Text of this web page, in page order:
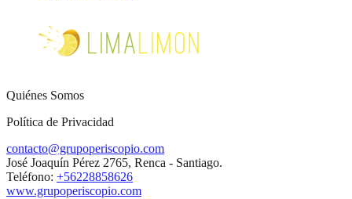
Quiénes Somos
Política de Privacidad
contacto@grupoperiscopio.com
José Joaquín Pérez 2765, Renca - Santiago.
Teléfono: +56228858626
www.grupoperiscopio.com